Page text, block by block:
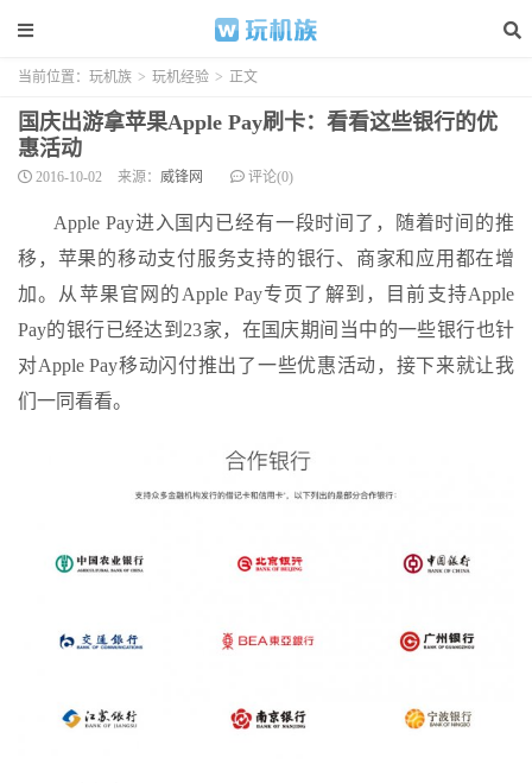
当前位置： 玩机族 > 玩机经验 > 正文
国庆出游拿苹果Apple Pay刷卡：看看这些银行的优
惠活动
2016-10-02 来源： 威锋网 评论(0)
Apple Pay进入国内已经有一段时间了，随着时间的推
移，苹果的移动支付服务支持的银行、商家和应用都在增
加。从苹果官网的Apple Pay专页了解到，目前支持Apple
Pay的银行已经达到23家，在国庆期间当中的一些银行也针
对Apple Pay移动闪付推出了一些优惠活动，接下来就让我
们一同看看。